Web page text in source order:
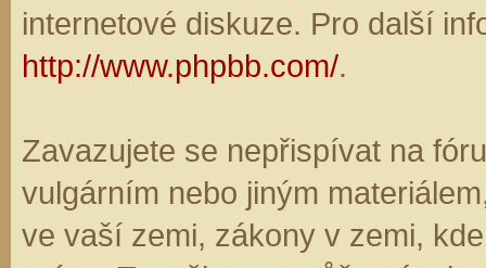
internetové diskuze. Pro další
http://www.phpbb.com/.
Zavazujete se nepřispívat na
vulgárním nebo jiným
ve vaší zemi, zákony v zemi,